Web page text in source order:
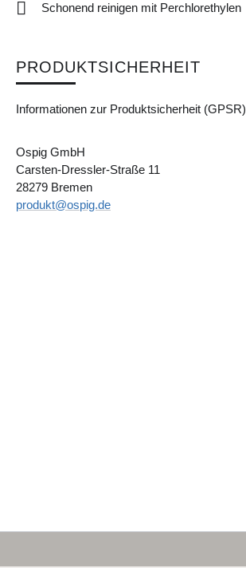
Schonend reinigen mit Perchlorethylen
PRODUKTSICHERHEIT
Informationen zur Produktsicherheit (GPSR)
Ospig GmbH
Carsten-Dressler-Straße 11
28279 Bremen
produkt@ospig.de